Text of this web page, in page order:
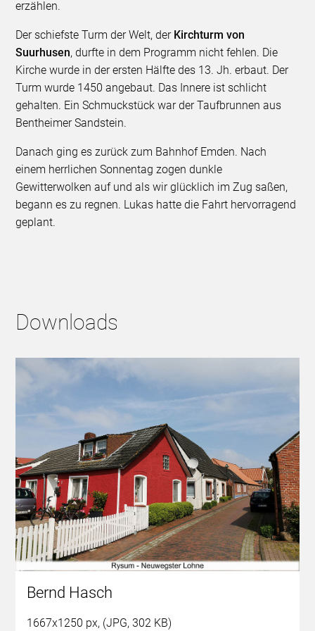
erzählen.
Der schiefste Turm der Welt, der Kirchturm von
Suurhusen, durfte in dem Programm nicht fehlen. Die
Kirche wurde in der ersten Hälfte des 13. Jh. erbaut. Der
Turm wurde 1450 angebaut. Das Innere ist schlicht
gehalten. Ein Schmuckstück war der Taufbrunnen aus
Bentheimer Sandstein.
Danach ging es zurück zum Bahnhof Emden. Nach
einem herrlichen Sonnentag zogen dunkle
Gewitterwolken auf und als wir glücklich im Zug saßen,
begann es zu regnen. Lukas hatte die Fahrt hervorragend
geplant.
Downloads
Bernd Hasch
1667x1250 px, (JPG, 302 KB)